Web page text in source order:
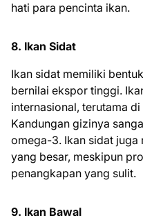
hati para pencinta ikan.
8. Ikan Sidat
Ikan sidat memiliki
bernilai ekspor tinggi.
internasional, terutama
Kandungan gizinya
omega-3. Ikan sidat
yang besar, meskipun
penangkapan yang sulit.
9. Ikan Bawal